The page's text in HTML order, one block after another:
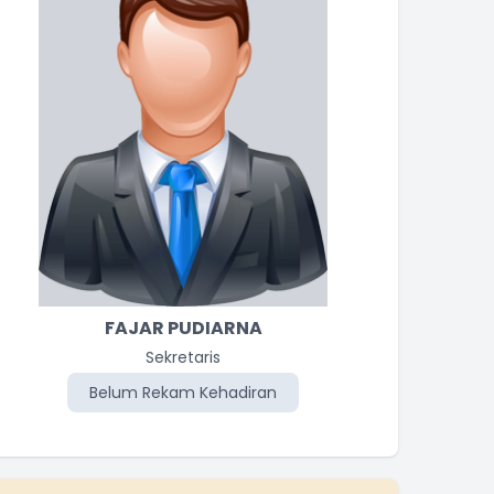
FAJAR PUDIARNA
Sekretaris
Belum Rekam Kehadiran